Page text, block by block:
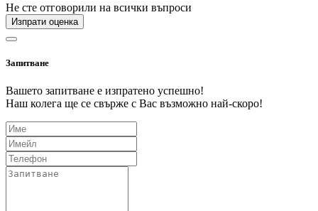
Не сте отговорили на всички въпроси
Изпрати оценка
Запитване
Вашето запитване е изпратено успешно!
Наш колега ще се свърже с Вас възможно най-скоро!